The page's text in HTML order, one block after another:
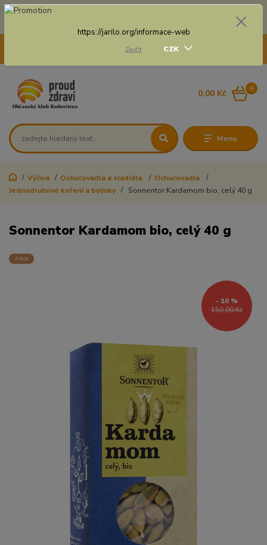
Doprava zdarma na některé druhy dopravy při nákupu
Menu
CZK
0
0,00 Kč
Výživa Ochucovadla a sladidla
Ochucovadla
Jednodruhové koření a bylinky
Sonnentor Kardamom bio, celý 40 g
Sonnentor Kardamom bio, celý 40 g
Akce
150,00 Kč
- 10 %
https://jarilo.org/informace-web
Zavřít